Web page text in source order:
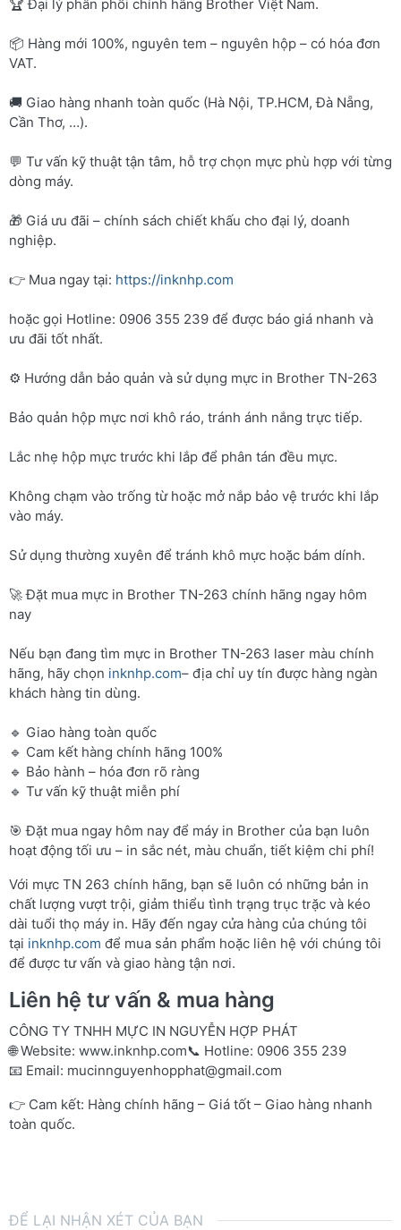
🏆 Đại lý phân phối chính hãng Brother Việt Nam.
📦 Hàng mới 100%, nguyên tem – nguyên hộp – có hóa đơn
VAT.
🚚 Giao hàng nhanh toàn quốc (Hà Nội, TP.HCM, Đà Nẵng,
Cần Thơ, …).
💬 Tư vấn kỹ thuật tận tâm, hỗ trợ chọn mực phù hợp với từng
dòng máy.
🎁 Giá ưu đãi – chính sách chiết khấu cho đại lý, doanh
nghiệp.
👉 Mua ngay tại: https://inknhp.com
hoặc gọi Hotline: 0906 355 239 để được báo giá nhanh và
ưu đãi tốt nhất.
⚙️ Hướng dẫn bảo quản và sử dụng mực in Brother TN-263
Bảo quản hộp mực nơi khô ráo, tránh ánh nắng trực tiếp.
Lắc nhẹ hộp mực trước khi lắp để phân tán đều mực.
Không chạm vào trống từ hoặc mở nắp bảo vệ trước khi lắp
vào máy.
Sử dụng thường xuyên để tránh khô mực hoặc bám dính.
🚀 Đặt mua mực in Brother TN-263 chính hãng ngay hôm
nay
Nếu bạn đang tìm mực in Brother TN-263 laser màu chính
hãng, hãy chọn inknhp.com– địa chỉ uy tín được hàng ngàn
khách hàng tin dùng.
🔹 Giao hàng toàn quốc
🔹 Cam kết hàng chính hãng 100%
🔹 Bảo hành – hóa đơn rõ ràng
🔹 Tư vấn kỹ thuật miễn phí
🎯 Đặt mua ngay hôm nay để máy in Brother của bạn luôn
hoạt động tối ưu – in sắc nét, màu chuẩn, tiết kiệm chi phí!
Với mực TN 263 chính hãng, bạn sẽ luôn có những bản in
chất lượng vượt trội, giảm thiểu tình trạng trục trặc và kéo
dài tuổi thọ máy in. Hãy đến ngay cửa hàng của chúng tôi
tại inknhp.com để mua sản phẩm hoặc liên hệ với chúng tôi
để được tư vấn và giao hàng tận nơi.
Liên hệ tư vấn & mua hàng
CÔNG TY TNHH MỰC IN NGUYỄN HỢP PHÁT
🌐 Website: www.inknhp.com📞 Hotline: 0906 355 239
📧 Email: mucinnguyenhopphat@gmail.com
👉 Cam kết: Hàng chính hãng – Giá tốt – Giao hàng nhanh
toàn quốc.
ĐỂ LẠI NHẬN XÉT CỦA BẠN